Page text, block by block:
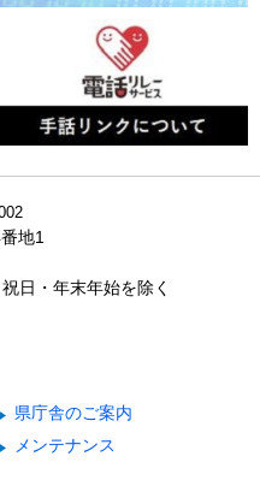
地1
日・年末年始を除く
県庁舎のご案内
メンテナンス